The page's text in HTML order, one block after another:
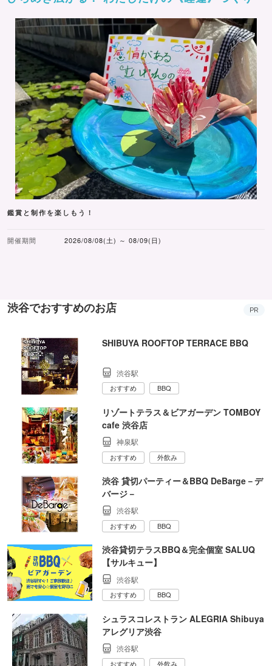
鑑賞と制作を楽しもう！
開催期間 2026/08/08(土) ～ 08/09(日)
渋谷でおすすめのお店 PR
SHIBUYA ROOFTOP TERRACE BBQ
渋谷駅
おすすめ BBQ
リゾートテラス＆ビアガーデン TOMBOY
cafe 渋谷店
神泉駅
おすすめ 外飲み
渋谷 貸切パーティー＆BBQ DeBarge－デ
バージ－
渋谷駅
おすすめ BBQ
渋谷貸切テラスBBQ＆完全個室 SALUQ
【サルキュー】
渋谷駅
おすすめ BBQ
シュラスコレストラン ALEGRIA Shibuya
アレグリア渋谷
渋谷駅
おすすめ 外飲み